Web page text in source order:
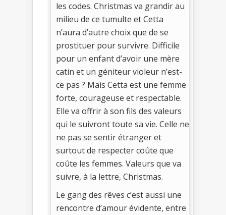
les codes. Christmas va grandir au
milieu de ce tumulte et Cetta
n’aura d’autre choix que de se
prostituer pour survivre. Difficile
pour un enfant d’avoir une mère
catin et un géniteur violeur n’est-
ce pas ? Mais Cetta est une femme
forte, courageuse et respectable.
Elle va offrir à son fils des valeurs
qui le suivront toute sa vie. Celle ne
ne pas se sentir étranger et
surtout de respecter coûte que
coûte les femmes. Valeurs que va
suivre, à la lettre, Christmas.
Le gang des rêves c’est aussi une
rencontre d’amour évidente, entre